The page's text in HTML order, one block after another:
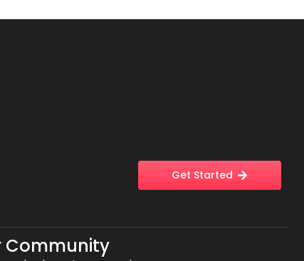
Get Started
Community